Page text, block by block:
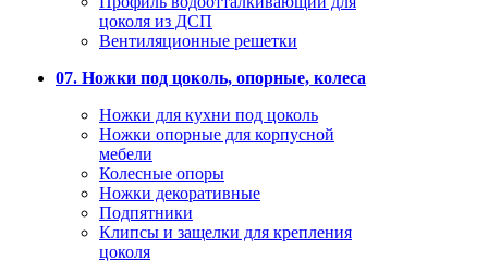
цоколя из ДСП
Вентиляционные решетки
07. Ножки под цоколь, опорные, колеса
Ножки для кухни под цоколь
Ножки опорные для корпусной
мебели
Колесные опоры
Ножки декоративные
Подпятники
Клипсы и защелки для крепления
цоколя